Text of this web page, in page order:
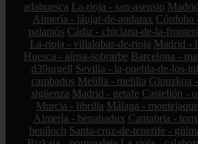
adahuesca La-rioja - san-asensio
Almería - láujar-de-andarax Córdoba
palamós Cádiz - chiclana-de-la-
La-rioja - villalobar-de-rioja Madrid -
Huesca - aínsa-sobrarbe Barcelona -
d39urgell Sevilla - la-puebla-de-los-
cambados Melilla - melilla Gipuzkoa
sigüenza Madrid - getafe Castellón -
Murcia - librilla Málaga - montejaque
Almería - benahadux Cantabria -
benlloch Santa-cruz-de-tenerife -